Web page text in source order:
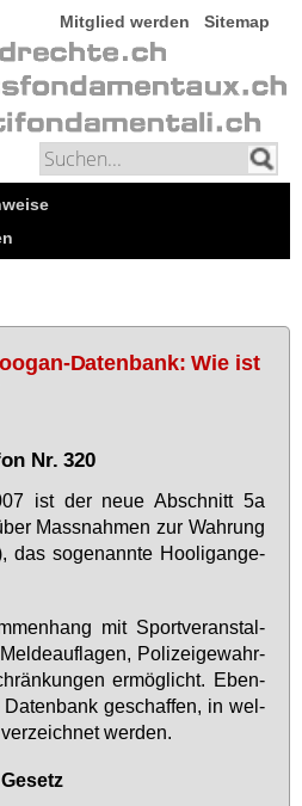
Mitglied werden Sitemap
Datenbank: Wie ist
Nr. 320
ist der neue Ab­schnitt 5a
Mass­nah­men zur Wah­rung
das so­ge­nann­te Hoo­lig­an­ge­
mit Sport­ver­an­stal­
Po­li­zei­ge­wahr­
er­mög­licht. Eben­
ge­schaf­fen, in wel­
wer­den.